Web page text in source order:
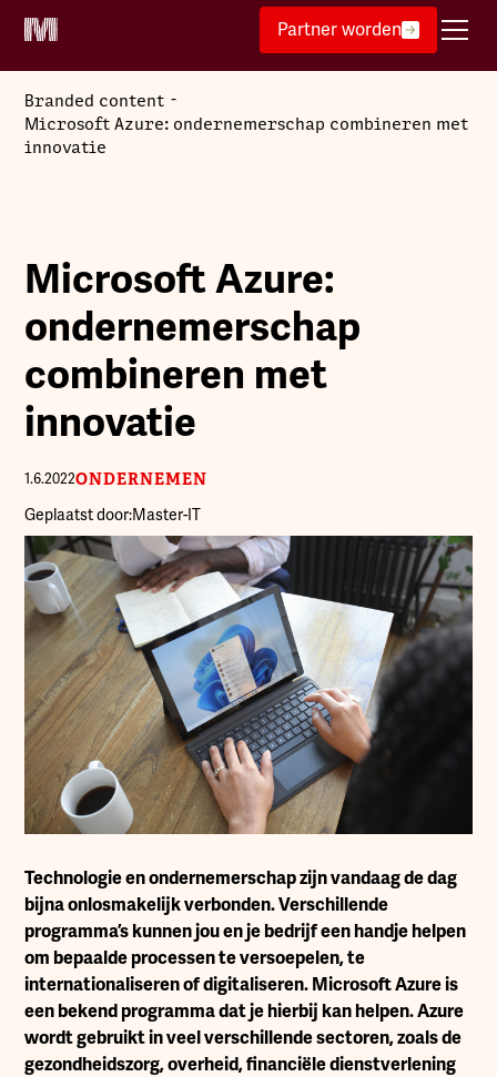
Partner worden
Branded content -
Microsoft Azure: ondernemerschap combineren met
innovatie
Microsoft Azure:
ondernemerschap
combineren met
innovatie
1.6.2022ONDERNEMEN
Geplaatst door:Master-IT
Technologie en ondernemerschap zijn vandaag de dag
bijna onlosmakelijk verbonden. Verschillende
programma’s kunnen jou en je bedrijf een handje helpen
om bepaalde processen te versoepelen, te
internationaliseren of digitaliseren. Microsoft Azure is
een bekend programma dat je hierbij kan helpen. Azure
wordt gebruikt in veel verschillende sectoren, zoals de
gezondheidszorg, overheid, financiële dienstverlening